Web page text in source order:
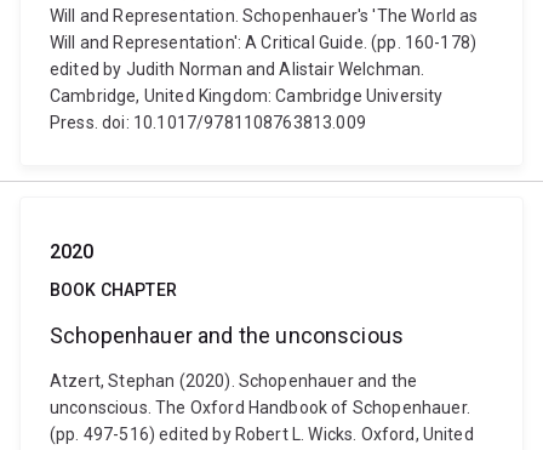
Will and Representation. Schopenhauer's 'The World as
Will and Representation': A Critical Guide. (pp. 160-178)
edited by Judith Norman and Alistair Welchman.
Cambridge, United Kingdom: Cambridge University
Press. doi: 10.1017/9781108763813.009
2020
BOOK CHAPTER
Schopenhauer and the unconscious
Atzert, Stephan (2020). Schopenhauer and the
unconscious. The Oxford Handbook of Schopenhauer.
(pp. 497-516) edited by Robert L. Wicks. Oxford, United